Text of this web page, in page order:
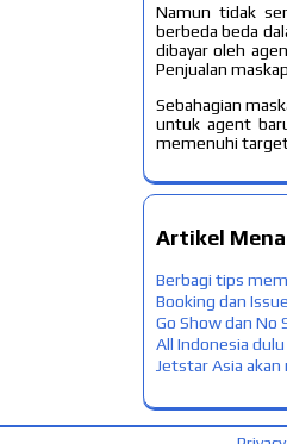
Namun tidak
berbeda beda
dibayar oleh
Penjualan
Sebahagian
untuk agent
memenuhi
Artikel
Berbagi tips
Booking dan
Go Show dan No
All Indonesia
Jetstar Asia